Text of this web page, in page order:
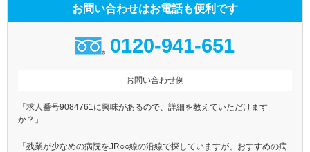
お問い合わせはお電話も便利です
0120-941-651
お問い合わせ例
「求人番号9084761に興味があるので、詳細を教えていただけます
か？」
「残業が少なめの病院をJR○○線の沿線で探していますが、おすすめの病